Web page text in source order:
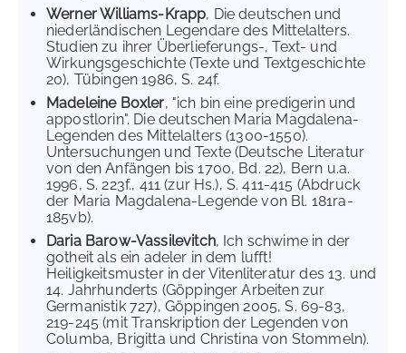
Werner Williams-Krapp, Die deutschen und
niederländischen Legendare des Mittelalters.
Studien zu ihrer Überlieferungs-, Text- und
Wirkungsgeschichte (Texte und Textgeschichte
20), Tübingen 1986, S. 24f.
Madeleine Boxler, "ich bin eine predigerin und
appostlorin". Die deutschen Maria Magdalena-
Legenden des Mittelalters (1300-1550).
Untersuchungen und Texte (Deutsche Literatur
von den Anfängen bis 1700, Bd. 22), Bern u.a.
1996, S. 223f., 411 (zur Hs.), S. 411-415 (Abdruck
der Maria Magdalena-Legende von Bl. 181ra-
185vb).
Daria Barow-Vassilevitch, Ich schwime in der
gotheit als ein adeler in dem lufft!
Heiligkeitsmuster in der Vitenliteratur des 13. und
14. Jahrhunderts (Göppinger Arbeiten zur
Germanistik 727), Göppingen 2005, S. 69-83,
219-245 (mit Transkription der Legenden von
Columba, Brigitta und Christina von Stommeln).